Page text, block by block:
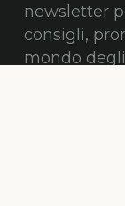
newsletter
consigli,
mondo